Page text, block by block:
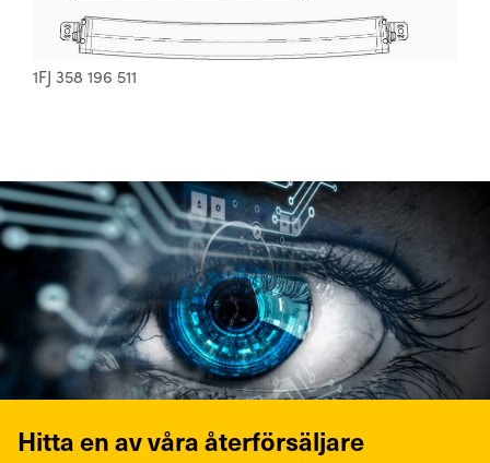
1FJ 358 196 511
Hitta en av våra återförsäljare